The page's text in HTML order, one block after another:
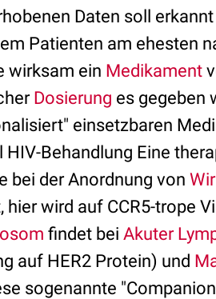
Daten soll
Patienten am ehesten
wirksam ein Medikament
Dosierung es gegeben
einsetzbaren
Behandlung Eine
bei der Anordnung von
hier wird auf CCR5-trope
findet bei Akuter
auf HER2 Protein) und
sogenannte